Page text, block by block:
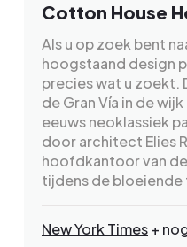
Cotton House
Als u op zoek bent
hoogstaand design
precies wat u
de Gran Vía in de
eeuws neoklassiek
door architect Elies
hoofdkantoor van
tijdens de
New York Times+